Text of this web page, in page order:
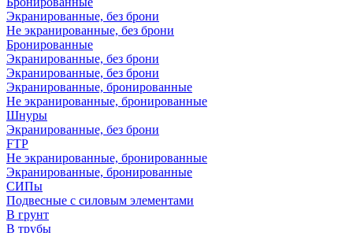
Экранированные, без брони
Не экранированные, без брони
Бронированные
Экранированные, без брони
Экранированные, без брони
Экранированные, бронированные
Не экранированные, бронированные
Шнуры
Экранированные, без брони
FTP
Не экранированные, бронированные
Экранированные, бронированные
СИПы
Подвесные с силовым элементами
В грунт
В трубы